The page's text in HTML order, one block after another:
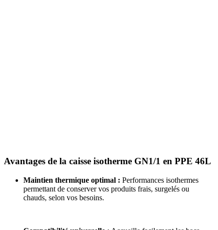
Avantages de la caisse isotherme GN1/1 en PPE 46L
Maintien thermique optimal : Performances isothermes
permettant de conserver vos produits frais, surgelés ou
chauds, selon vos besoins.